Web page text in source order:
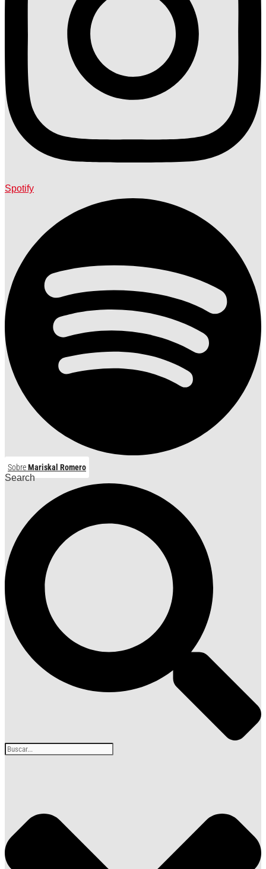
Spotify
SobreMariskal Romero
Search